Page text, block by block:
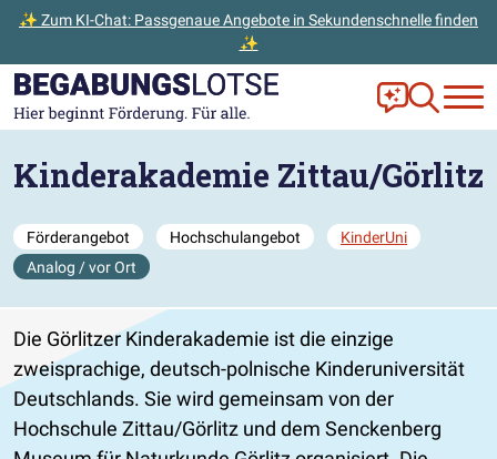
✨ Zum KI-Chat: Passgenaue Angebote in Sekundenschnelle finden
✨
Zum Hauptinhalt der Seite springen
Zur Startseite gehen Frag Ella!
Zur
Kinderakademie Zittau/Görlitz
Förderangebot Hochschulangebot
KinderUni
Analog / vor Ort
Die Görlitzer Kinderakademie ist die einzige
zweisprachige, deutsch-polnische Kinderuniversität
Deutschlands. Sie wird gemeinsam von der
Hochschule Zittau/Görlitz und dem Senckenberg